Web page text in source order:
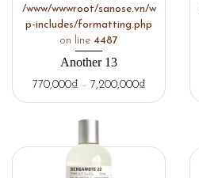
/www/wwwroot/sanose.vn/w
p-includes/formatting.php
on line 4487
Another 13
770,000₫ – 7,200,000₫